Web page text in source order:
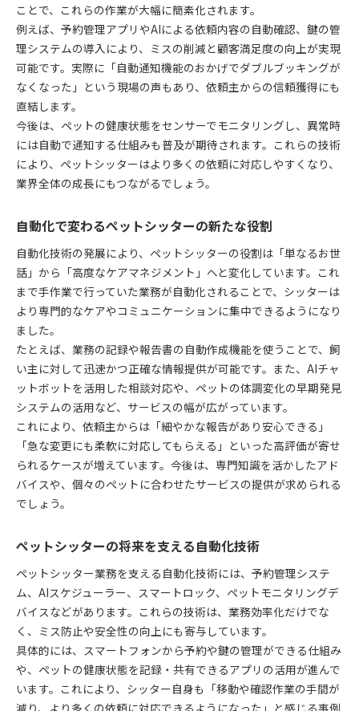
ことで、これらの作業が大幅に簡素化されます。
例えば、予約管理アプリやAIによる依頼内容の自動確認、鍵の管
理システムの導入により、ミスの削減と顧客満足度の向上が実現
可能です。実際に「自動通知機能のおかげでダブルブッキングが
なくなった」という現場の声もあり、依頼主からの信頼獲得にも
直結します。
今後は、ペットの健康状態をセンサーでモニタリングし、異常時
には自動で通知する仕組みも普及が期待されます。これらの技術
により、ペットシッターはより多くの依頼に対応しやすくなり、
業界全体の成長にもつながるでしょう。
自動化で変わるペットシッターの新たな役割
自動化技術の発展により、ペットシッターの役割は「単なるお世
話」から「高度なケアマネジメント」へと変化しています。これ
まで手作業で行っていた業務が自動化されることで、シッターは
より専門的なケアやコミュニケーションに集中できるようになり
ました。
たとえば、業務の記録や報告書の自動作成機能を使うことで、飼
い主に対して迅速かつ正確な情報提供が可能です。また、AIチャ
ットボットを活用した相談対応や、ペットの体調変化の早期発見
システムの活用など、サービスの幅が広がっています。
これにより、依頼主からは「細やかな報告があり安心できる」
「急な変更にも柔軟に対応してもらえる」といった高評価が寄せ
られるケースが増えています。今後は、専門知識を活かしたアド
バイスや、個々のペットに合わせたサービスの提供が求められる
でしょう。
ペットシッターの将来を支える自動化技術
ペットシッター業務を支える自動化技術には、予約管理システ
ム、AIスケジューラー、スマートロック、ペットモニタリングデ
バイスなどがあります。これらの技術は、業務効率化だけでな
く、ミス防止や安全性の向上にも寄与しています。
具体的には、スマートフォンから予約や鍵の管理ができる仕組み
や、ペットの健康状態を記録・共有できるアプリの活用が進んで
います。これにより、シッター自身も「移動や確認作業の手間が
減り、より多くの依頼に対応できるようになった」と感じる事例